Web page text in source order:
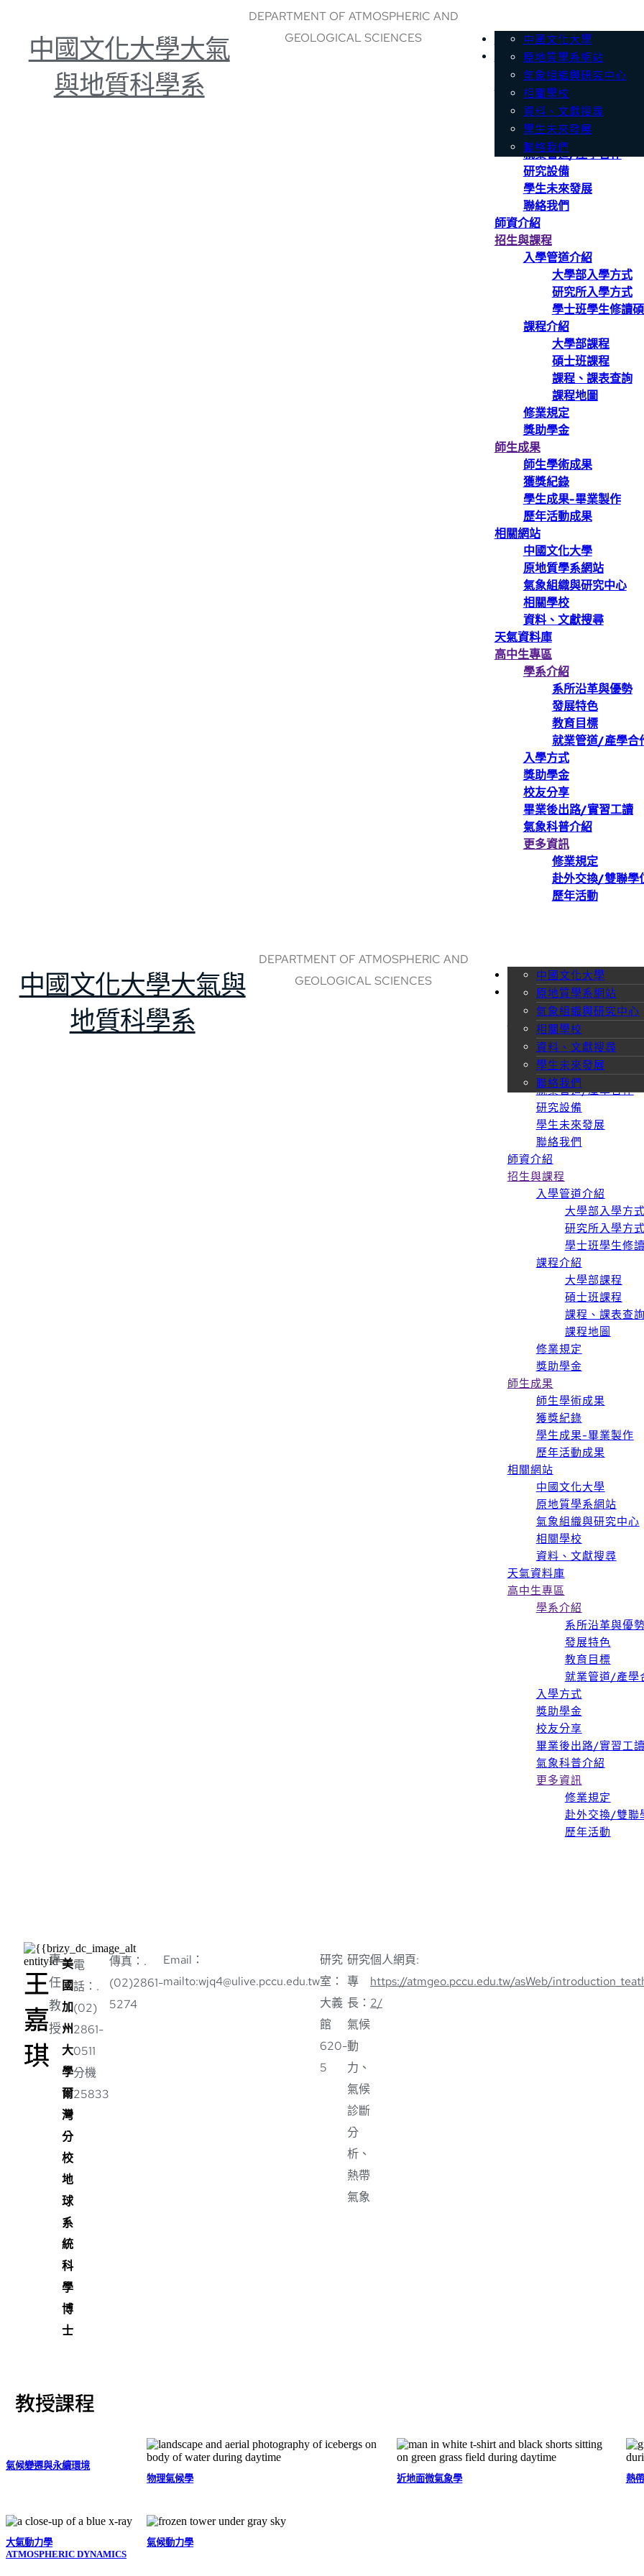
中國文化大學大氣
與地質科學系
DEPARTMENT OF ATMOSPHERIC AND
GEOLOGICAL SCIENCES
系所簡介系所沿革與優勢
發展特色
教育目標
就業管道/產學合作
研究設備
學生未來發展
聯絡我們
師資介紹
相關網站
中國文化大學
原地質學系網站
氣象組織與研究中心
相關學校
資料、文獻搜尋
天氣資料庫
系所簡介
系所沿革與優勢
發展特色
教育目標
就業管道/產學合作
研究設備
學生未來發展
聯絡我們
師資介紹
招生與課程
入學管道介紹
大學部入學方式
研究所入學方式
學士班學生修讀
課程介紹
大學部課程
碩士班課程
課程、課表查詢
課程地圖
修業規定
獎助學金
師生成果
師生學術成果
獲獎紀錄
學生成果-畢業製作
歷年活動成果
相關網站
中國文化大學
原地質學系網站
氣象組織與研究中心
相關學校
資料、文獻搜尋
天氣資料庫
高中生專區
學系介紹
系所沿革與優勢
發展特色
教育目標
就業管道/產學合
入學方式
獎助學金
校友分享
畢業後出路/實習工讀
氣象科普介紹
更多資訊
修業規定
赴外交換/雙聯學
歷年活動
中國文化大學大氣與
地質科學系
DEPARTMENT OF ATMOSPHERIC AND
GEOLOGICAL SCIENCES
系所簡介系所沿革與優勢
發展特色
教育目標
就業管道/產學合作
研究設備
學生未來發展
聯絡我們
師資介紹
相關網站
中國文化大學
原地質學系網站
氣象組織與研究中心
相關學校
資料、文獻搜尋
天氣資料庫
系所簡介
系所沿革與優勢
發展特色
教育目標
就業管道/產學合作
研究設備
學生未來發展
聯絡我們
師資介紹
招生與課程
入學管道介紹
大學部入學方
研究所入學方
學士班學生修
課程介紹
大學部課程
碩士班課程
課程、課表查
課程地圖
修業規定
獎助學金
師生成果
師生學術成果
獲獎紀錄
學生成果-畢業製作
歷年活動成果
相關網站
中國文化大學
原地質學系網站
氣象組織與研究中心
相關學校
資料、文獻搜尋
天氣資料庫
高中生專區
學系介紹
系所沿革與優
發展特色
教育目標
就業管道/產學
入學方式
獎助學金
校友分享
畢業後出路/實習工
氣象科普介紹
更多資訊
修業規定
赴外交換/雙聯
歷年活動
王
嘉
琪
專
任
教
授
美
國
加
州
大
學
爾
灣
分
校
地
球
系
統
科
學
博
士
電
話：.
(02)
2861-
0511
分機
25833
傳真：.
(02)2861-
5274
Email：
mailto:wjq4@ulive.pccu.edu.tw
研究
室：
大義
館
620-
5
研究
專
長：
氣候
動
力、
氣候
診斷
分
析、
熱帶
氣象
個人網頁:
https://atmgeo.pccu.edu.tw/asWeb/
2/
教授課程
氣候變遷與永續環境
物理氣候學
近地面微氣象學 熱
大氣動力學
ATMOSPHERIC DYNAMICS
氣候動力學